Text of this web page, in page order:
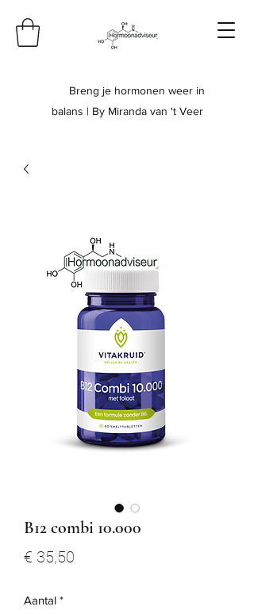
Breng je hormonen weer in
balans | By Miranda van 't Veer
B12 combi 10.000
€ 35,50
Aantal *